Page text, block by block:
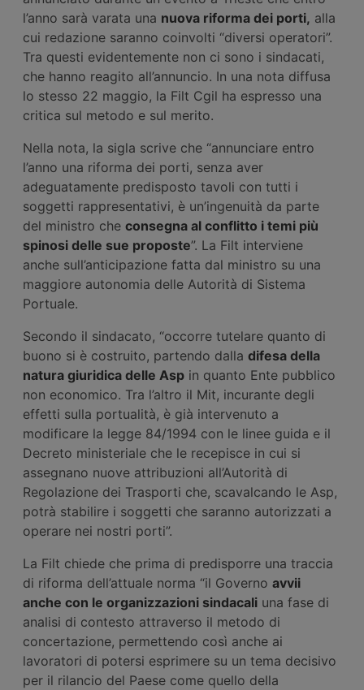
l’anno sarà varata una nuova riforma dei porti, alla
cui redazione saranno coinvolti “diversi operatori”.
Tra questi evidentemente non ci sono i sindacati,
che hanno reagito all’annuncio. In una nota diffusa
lo stesso 22 maggio, la Filt Cgil ha espresso una
critica sul metodo e sul merito.
Nella nota, la sigla scrive che “annunciare entro
l’anno una riforma dei porti, senza aver
adeguatamente predisposto tavoli con tutti i
soggetti rappresentativi, è un’ingenuità da parte
del ministro che consegna al conflitto i temi più
spinosi delle sue proposte”. La Filt interviene
anche sull’anticipazione fatta dal ministro su una
maggiore autonomia delle Autorità di Sistema
Portuale.
Secondo il sindacato, “occorre tutelare quanto di
buono si è costruito, partendo dalla difesa della
natura giuridica delle Asp in quanto Ente pubblico
non economico. Tra l’altro il Mit, incurante degli
effetti sulla portualità, è già intervenuto a
modificare la legge 84/1994 con le linee guida e il
Decreto ministeriale che le recepisce in cui si
assegnano nuove attribuzioni all’Autorità di
Regolazione dei Trasporti che, scavalcando le Asp,
potrà stabilire i soggetti che saranno autorizzati a
operare nei nostri porti”.
La Filt chiede che prima di predisporre una traccia
di riforma dell’attuale norma “il Governo avvii
anche con le organizzazioni sindacali una fase di
analisi di contesto attraverso il metodo di
concertazione, permettendo così anche ai
lavoratori di potersi esprimere su un tema decisivo
per il rilancio del Paese come quello della